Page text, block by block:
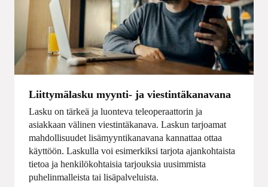
Liittymälasku myynti- ja viestintäkanavana
Lasku on tärkeä ja luonteva teleoperaattorin ja
asiakkaan välinen viestintäkanava. Laskun tarjoamat
mahdollisuudet lisämyyntikanavana kannattaa ottaa
käyttöön. Laskulla voi esimerkiksi tarjota ajankohtaista
tietoa ja henkilökohtaisia tarjouksia uusimmista
puhelinmalleista tai lisäpalveluista.